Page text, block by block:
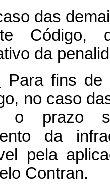
das
Código,
da
Para fins
no caso
o prazo
da
pela
Contran.